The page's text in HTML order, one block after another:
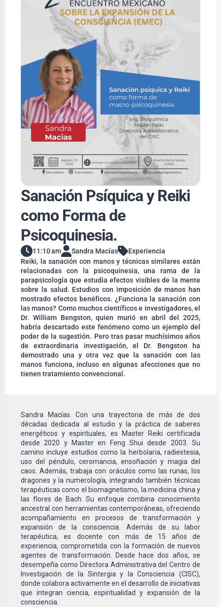
Sanación Psíquica y Reiki
como Forma de
Psicoquinesia.
11:10 am Sandra Macías
Experiencia
Reiki, la sanación con manos y técnicas similares están
relacionadas con la psicoquinesia, una rama de la
parapsicología que estudia efectos visibles de la mente
sobre la salud. Estudios con imposición de manos han
mostrado efectos benéficos. ¿Funciona la sanación con
las manos? Como muchos científicos e investigadores, el
Dr. William Bengston, quien murió en abril del 2025,
habría descartado este fenómeno como un ejemplo del
poder de la sugestión. Pero tras pasar muchísimos años
de extraordinaria investigación, el Dr. Bengston ha
demostrado una y otra vez que la sanación con las
manos funciona, incluso en algunas afecciones que no
tienen tratamiento convencional.
Sandra Macías. Con una trayectoria de más de dos
décadas dedicada al estudio y la práctica de saberes
energéticos y espirituales, es Master Reiki certificada
desde 2020 y Master en Feng Shui desde 2003. Su
camino incluye estudios como la herbolaria, radiestesia,
uso del péndulo, ceromancia, ensoñación y magia del
caos. Además, trabaja con oráculos como las runas, los
dragones y la numerología, integrando también técnicas
terapéuticas como el biomagnetismo, la medicina china y
las flores de Bach. Su enfoque combina conocimiento
ancestral con herramientas contemporáneas, ofreciendo
acompañamiento en procesos de transformación y
expansión de la consciencia. Además de su labor
terapéutica, es docente con más de 15 años de
experiencia, comprometida con la formación de nuevos
agentes de transformación. Desde hace dos años, se
desempeña como Directora Administrativa del Centro de
Investigación de la Sintergia y la Consciencia (CISC),
donde colabora activamente en el desarrollo de iniciativas
que integran ciencia, espiritualidad y expansión de la
consciencia.